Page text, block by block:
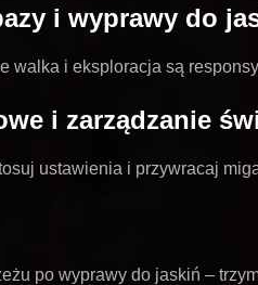
i wyprawy do
walka i eksploracja są
i zarządzanie
ustawienia i przywracaj
po wyprawy do jaskiń –